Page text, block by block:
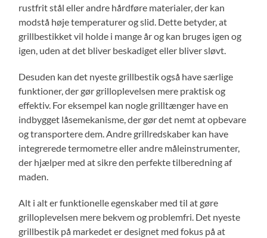
rustfrit stål eller andre hårdføre materialer, der kan
modstå høje temperaturer og slid. Dette betyder, at
grillbestikket vil holde i mange år og kan bruges igen og
igen, uden at det bliver beskadiget eller bliver sløvt.
Desuden kan det nyeste grillbestik også have særlige
funktioner, der gør grilloplevelsen mere praktisk og
effektiv. For eksempel kan nogle grilltænger have en
indbygget låsemekanisme, der gør det nemt at opbevare
og transportere dem. Andre grillredskaber kan have
integrerede termometre eller andre måleinstrumenter,
der hjælper med at sikre den perfekte tilberedning af
maden.
Alt i alt er funktionelle egenskaber med til at gøre
grilloplevelsen mere bekvem og problemfri. Det nyeste
grillbestik på markedet er designet med fokus på at